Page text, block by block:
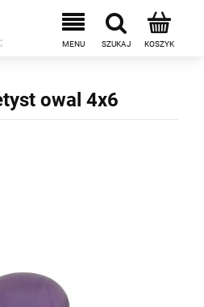
owal 4x6